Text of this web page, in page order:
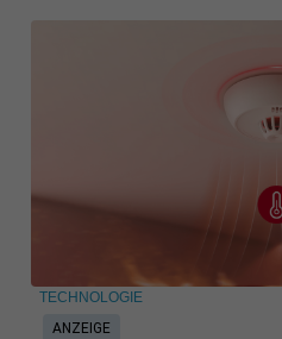
ANZEIGE
TECHNOLOGIE